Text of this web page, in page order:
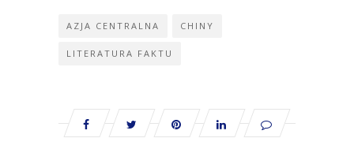
AZJA CENTRALNA CHINY
LITERATURA FAKTU